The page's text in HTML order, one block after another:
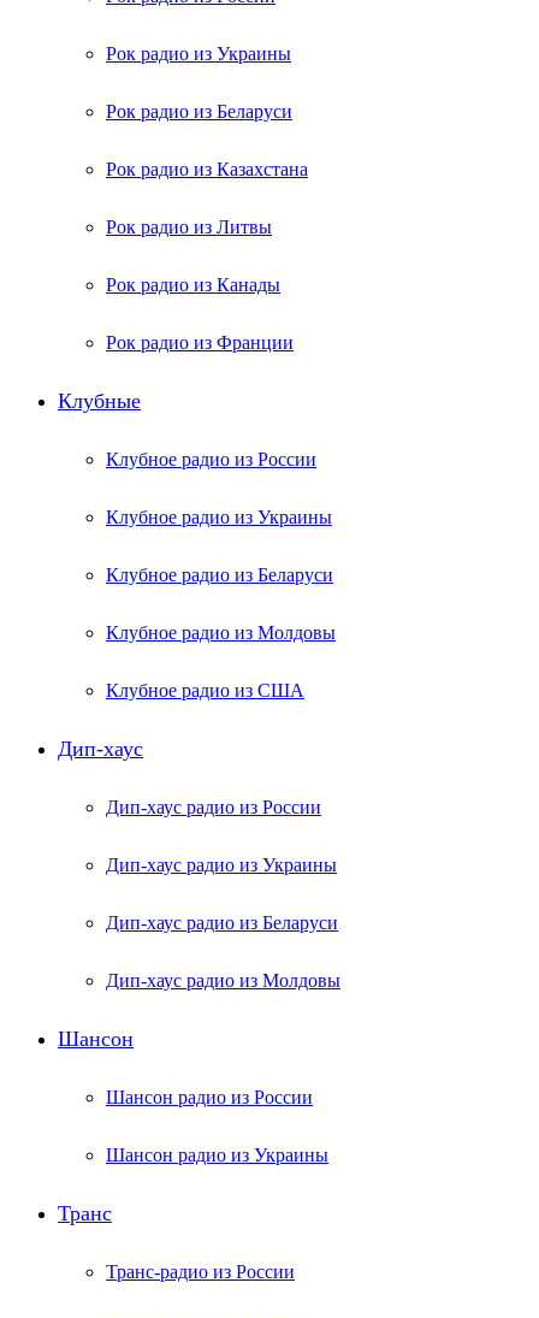
Рок радио из Украины
Рок радио из Беларуси
Рок радио из Казахстана
Рок радио из Литвы
Рок радио из Канады
Рок радио из Франции
Клубные
Клубное радио из России
Клубное радио из Украины
Клубное радио из Беларуси
Клубное радио из Молдовы
Клубное радио из США
Дип-хаус
Дип-хаус радио из России
Дип-хаус радио из Украины
Дип-хаус радио из Беларуси
Дип-хаус радио из Молдовы
Шансон
Шансон радио из России
Шансон радио из Украины
Транс
Транс-радио из России